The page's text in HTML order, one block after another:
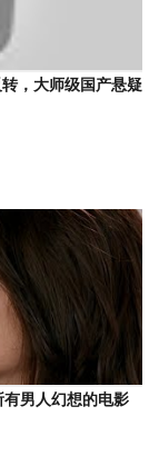
，大师级国产悬疑
有男人幻想的电影